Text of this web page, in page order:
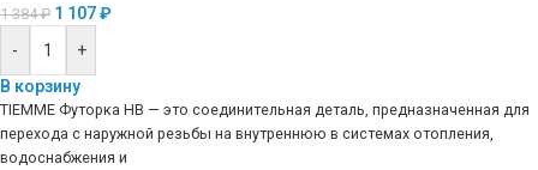
1 384₽ 1 107₽
-
+
В корзину
TIEMME Футорка НВ — это соединительная деталь, предназначенная для
перехода с наружной резьбы на внутреннюю в системах отопления,
водоснабжения и